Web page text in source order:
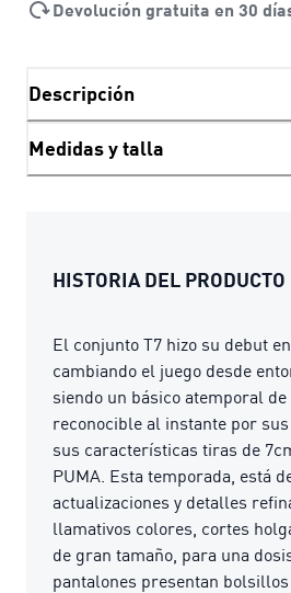
Devolución gratuita en 30
Descripción
Medidas y talla
HISTORIA DEL PRODUCTO
El conjunto T7 hizo su debut
cambiando el juego desde
siendo un básico atemporal de
reconocible al instante por
sus características tiras de
PUMA. Esta temporada, está
actualizaciones y detalles
llamativos colores, cortes
de gran tamaño, para una
pantalones presentan